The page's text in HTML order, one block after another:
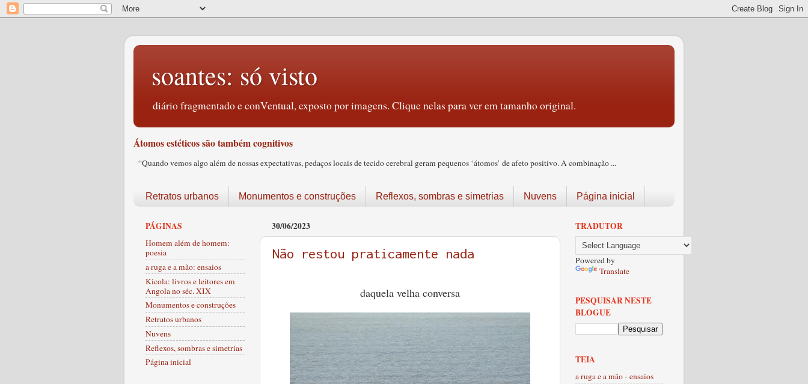
soantes: só visto
diário fragmentado e conVentual, exposto por imagens. Clique nelas para ver em tamanho original.
Átomos estéticos são também cognitivos
“Quando vemos algo além de nossas expectativas, pedaços locais de tecido cerebral geram pequenos ‘átomos’ de afeto positivo. A combinação ...
Retratos urbanos Monumentos e construções Reflexos, sombras e simetrias Nuvens Página inicial
30/06/2023
Não restou praticamente nada
daquela velha conversa
PÁGINAS
Homem além de homem:
poesia
a ruga e a mão: ensaios
Kicola: livros e leitores em
Angola no séc. XIX
Monumentos e construções
Retratos urbanos
Nuvens
Reflexos, sombras e simetrias
Página inicial
TRADUTOR
Powered by
Translate
PESQUISAR NESTE
BLOGUE
TEIA
a ruga e a mão - ensaios